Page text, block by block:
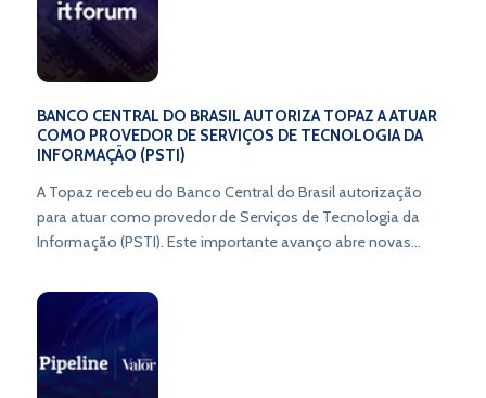
BANCO CENTRAL DO BRASIL AUTORIZA TOPAZ A ATUAR
COMO PROVEDOR DE SERVIÇOS DE TECNOLOGIA DA
INFORMAÇÃO (PSTI)
A Topaz recebeu do Banco Central do Brasil autorização
para atuar como provedor de Serviços de Tecnologia da
Informação (PSTI). Este importante avanço abre novas
financeiras. Fique por dentro das mudanças e prepare-se
para explorar as novas possibilidades que estão por vir!